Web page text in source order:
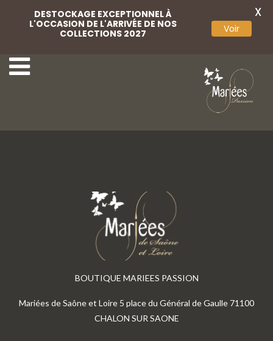
BOUTIQUE MARIEES PASSION
Mariées de Saône et Loire 5 place du Général de Gaulle 71100
CHALON SUR SAONE
DESTOCKAGE EXCEPTIONNEL À
L'OCCASION DE L'ARRIVÉE DE NOS
COLLECTIONS 2027
Voir
X